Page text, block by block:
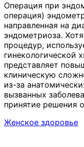
Операция при
операция)
направленная на
эндометриоза.
процедур,
гинекологической
представляет
клиническую
из-за
вызванных
принятие решения
Женское здоровье